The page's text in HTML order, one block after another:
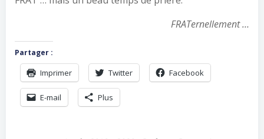
FRATernellement …
Partager :
Imprimer Twitter Facebook
E-mail Plus